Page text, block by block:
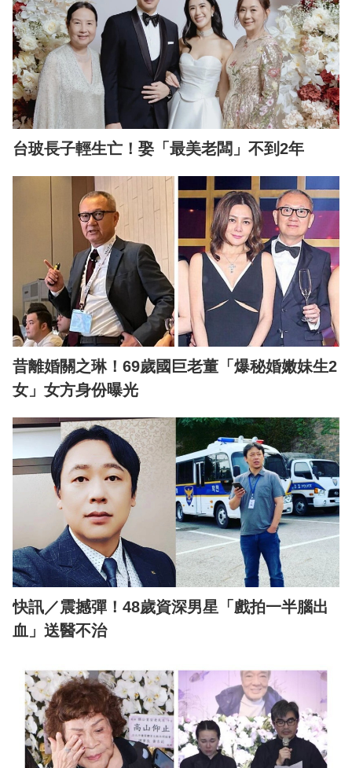
台玻長子輕生亡！娶「最美老闆」不到2年
昔離婚關之琳！69歲國巨老董「爆秘婚嫩妹生2
女」女方身份曝光
快訊／震撼彈！48歲資深男星「戲拍一半腦出
血」送醫不治